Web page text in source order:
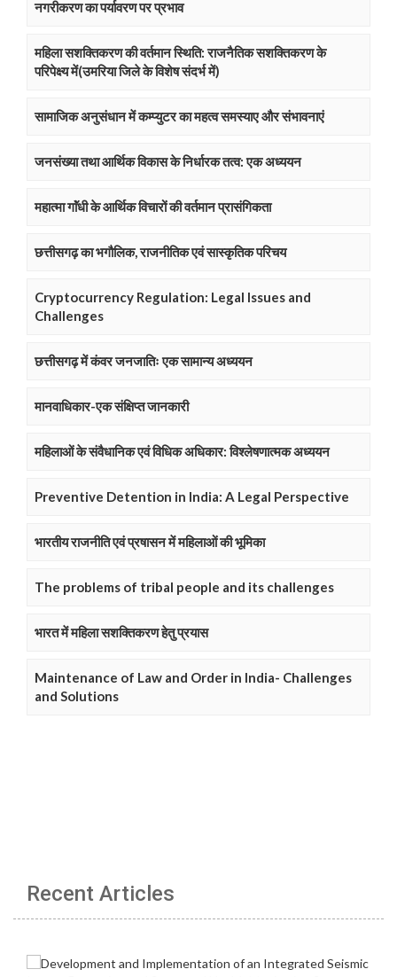
नगरीकरण का पर्यावरण पर प्रभाव
महिला सशक्तिकरण की वर्तमान स्थिति: राजनैतिक सशक्तिकरण के
परिपेक्ष्य में(उमरिया जिले के विशेष संदर्भ में)
सामाजिक अनुसंधान में कम्प्युटर का महत्व समस्याए और संभावनाएं
जनसंख्या तथा आर्थिक विकास के निर्धारक तत्व: एक अध्ययन
महात्मा गाॅंधी के आर्थिक विचारों की वर्तमान प्रासंगिकता
छत्तीसगढ़ का भगौलिक, राजनीतिक एवं सास्कृतिक परिचय
Cryptocurrency Regulation: Legal Issues and
Challenges
छत्तीसगढ़ में कंवर जनजातिः एक सामान्य अध्ययन
मानवाधिकार-एक संक्षिप्त जानकारी
महिलाओं के संवैधानिक एवं विधिक अधिकार: विश्लेषणात्मक अध्ययन
Preventive Detention in India: A Legal Perspective
भारतीय राजनीति एवं प्रषासन में महिलाओं की भूमिका
The problems of tribal people and its challenges
भारत में महिला सशक्तिकरण हेतु प्रयास
Maintenance of Law and Order in India- Challenges
and Solutions
Recent Articles